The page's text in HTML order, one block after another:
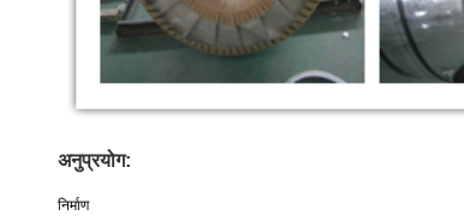
अनुप्रयोग:
निर्माण